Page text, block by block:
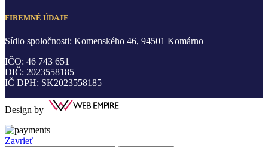
FIREMNÉ ÚDAJE
Sídlo spoločnosti: Komenského 46, 94501 Komárno
IČO: 46 743 651
DIČ: 2023558185
IČ DPH: SK2023558185
Design by
Zavrieť